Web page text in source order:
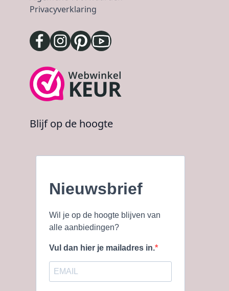
Privacyverklaring
Blijf op de hoogte
Nieuwsbrief
Wil je op de hoogte blijven van
alle aanbiedingen?
Vul dan hier je mailadres in.